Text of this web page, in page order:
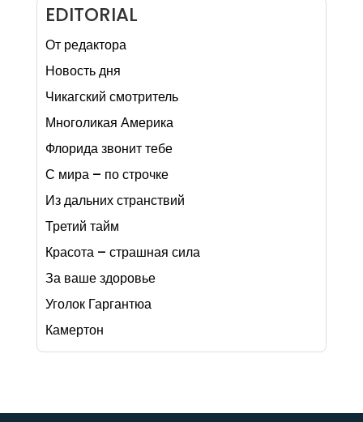
EDITORIAL
От редактора
Новость дня
Чикагский смотритель
Многоликая Америка
Флорида звонит тебе
С мира – по строчке
Из дальних странствий
Третий тайм
Красота – страшная сила
За ваше здоровье
Уголок Гаргантюа
Камертон